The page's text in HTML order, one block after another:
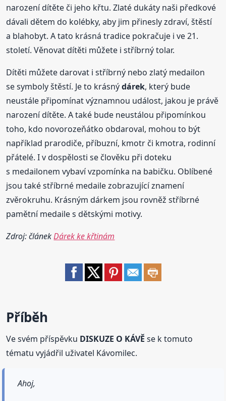
narození dítěte či jeho křtu. Zlaté dukáty naši předkové
dávali dětem do kolébky, aby jim přinesly zdraví, štěstí
a blahobyt. A tato krásná tradice pokračuje i ve 21.
století. Věnovat dítěti můžete i stříbrný tolar.
Dítěti můžete darovat i stříbrný nebo zlatý medailon
se symboly štěstí. Je to krásnýdárek, který bude
neustále připomínat významnou událost, jakou je právě
narození dítěte. A také bude neustálou připomínkou
toho, kdo novorozeňátko obdaroval, mohou to být
například prarodiče, příbuzní, kmotr či kmotra, rodinní
přátelé. I v dospělosti se člověku při doteku
s medailonem vybaví vzpomínka na babičku. Oblíbené
jsou také stříbrné medaile zobrazující znamení
zvěrokruhu. Krásným dárkem jsou rovněž stříbrné
pamětní medaile s dětskými motivy.
Zdroj: článekDárek ke křtinám
Příběh
Ve svém příspěvku DISKUZE O KÁVĚ se k tomuto
tématu vyjádřil uživatel Kávomilec.
Ahoj,